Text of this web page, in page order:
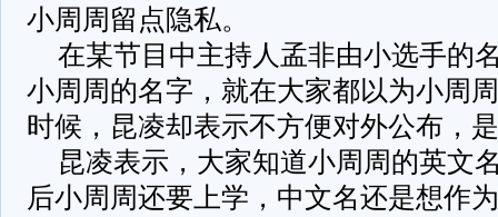
小周周留点隐私。
在某节目中主持人孟非由小选手的
小周周的名字，就在大家都以为小周
时候，昆凌却表示不方便对外公布，
昆凌表示，大家知道小周周的英文
后小周周还要上学，中文名还是想作